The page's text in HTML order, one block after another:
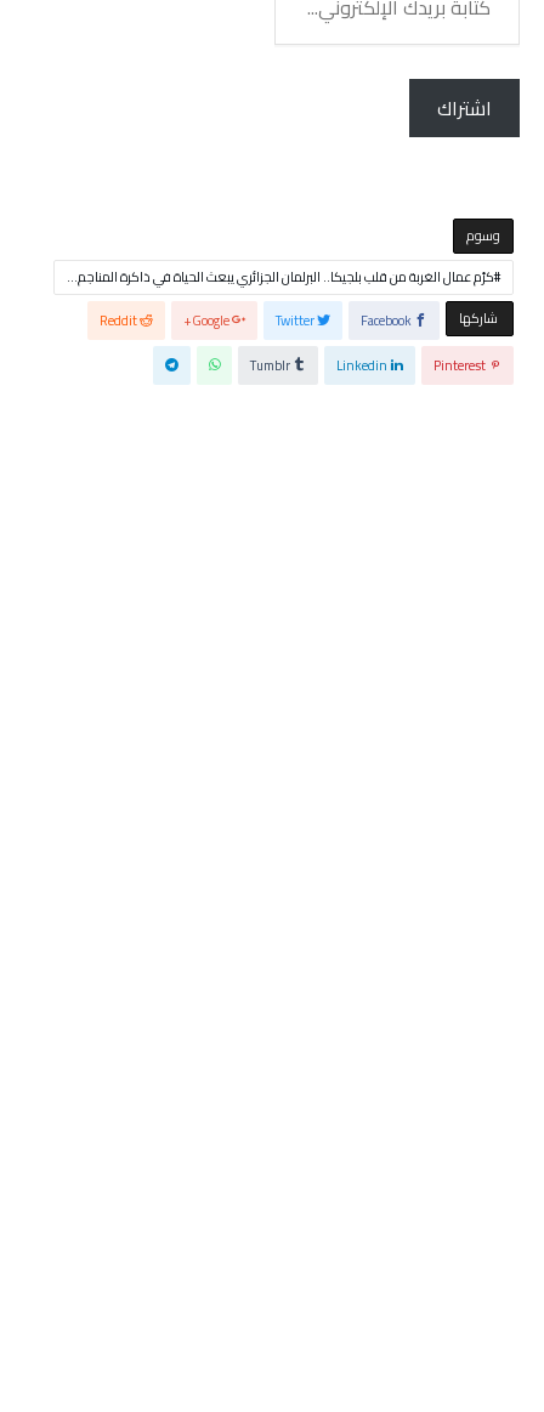
بريدك
الإلكتروني...
اشتراك
‫‫‫‫وسوم‬
كرّم عمال الغربة من قلب بلجيكا.. البرلمان الجزائري يبعث الحياة في ذاكرة المناجم…
‫‫ شاركها‬
Facebook
Twitter
Google+
Reddit
Pinterest
Linkedin
Tumblr